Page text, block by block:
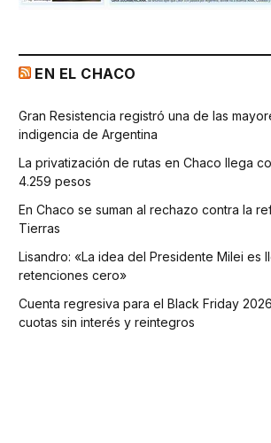
EN EL CHACO
Gran Resistencia registró una de las
indigencia de Argentina
La privatización de rutas en Chaco llega
4.259 pesos
En Chaco se suman al rechazo contra la
Tierras
Lisandro: «La idea del Presidente Milei es
retenciones cero»
Cuenta regresiva para el Black Friday
cuotas sin interés y reintegros